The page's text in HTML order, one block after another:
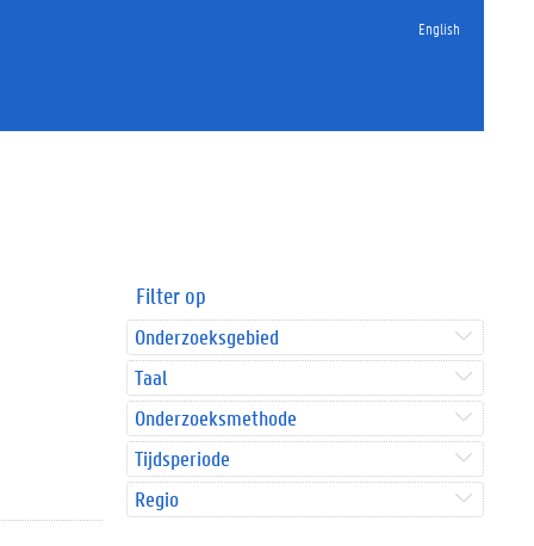
English
Filter op
Onderzoeksgebied
Taal
Onderzoeksmethode
Tijdsperiode
Regio